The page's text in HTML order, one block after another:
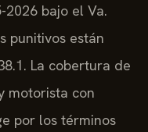
bajo el Va.
punitivos están
La cobertura de
motorista con
por los términos